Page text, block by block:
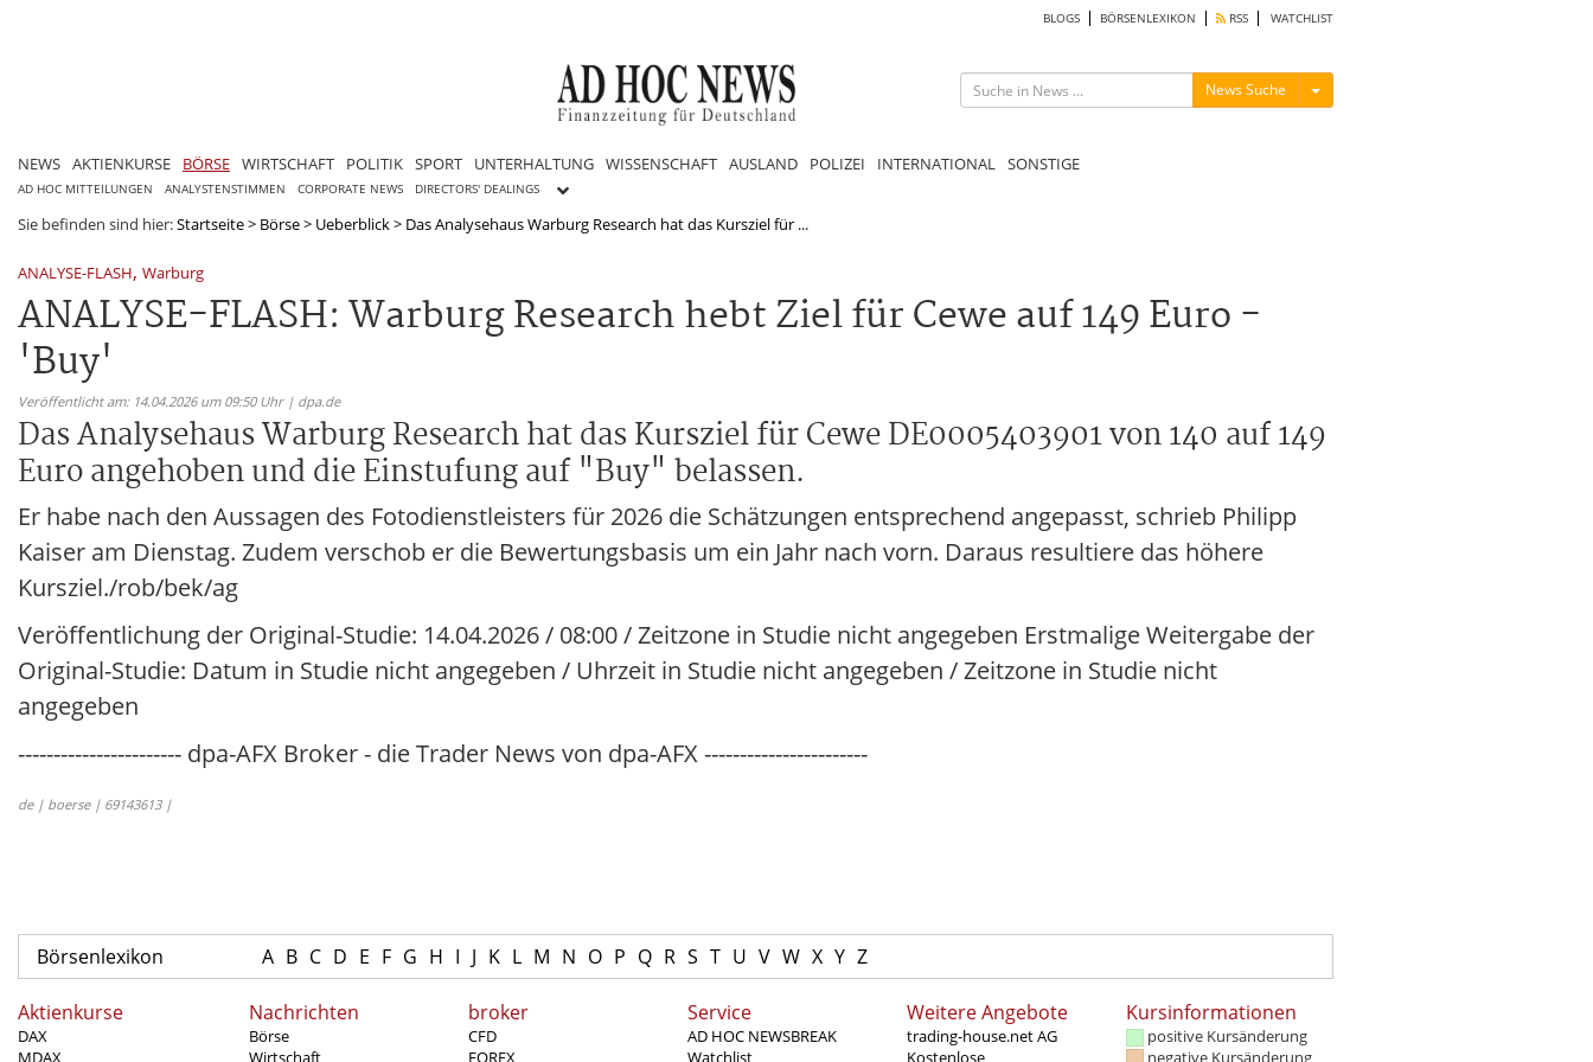
BLOGS BÖRSENLEXIKON RSS WATCHLIST
News Suche Menü ein-/ausblenden
NEWS AKTIENKURSE BÖRSE WIRTSCHAFT POLITIK SPORT UNTERHALTUNG WISSENSCHAFT AUSLAND POLIZEI INTERNATIONAL SONSTIGE
AD HOC MITTEILUNGEN ANALYSTENSTIMMEN CORPORATE NEWS DIRECTORS' DEALINGS
Sie befinden sind hier:Startseite> Börse> Ueberblick> Das Analysehaus Warburg Research hat das Kursziel für ...
ANALYSE-FLASH, Warburg
ANALYSE-FLASH: Warburg Research hebt Ziel für Cewe auf 149 Euro -
'Buy'
Veröffentlicht am: 14.04.2026 um 09:50 Uhr | dpa.de
Das Analysehaus Warburg Research hat das Kursziel für Cewe DE0005403901 von 140 auf 149
Euro angehoben und die Einstufung auf "Buy" belassen.
Er habe nach den Aussagen des Fotodienstleisters für 2026 die Schätzungen entsprechend angepasst, schrieb Philipp
Kaiser am Dienstag. Zudem verschob er die Bewertungsbasis um ein Jahr nach vorn. Daraus resultiere das höhere
Kursziel./rob/bek/ag
Veröffentlichung der Original-Studie: 14.04.2026 / 08:00 / Zeitzone in Studie nicht angegeben Erstmalige Weitergabe der
Original-Studie: Datum in Studie nicht angegeben / Uhrzeit in Studie nicht angegeben / Zeitzone in Studie nicht
angegeben
----------------------- dpa-AFX Broker - die Trader News von dpa-AFX -----------------------
de | boerse | 69143613 |
Börsenlexikon A B C D E F G H I J K L M N O P Q R S T U V W X Y Z
Aktienkurse
DAX
MDAX
Nachrichten
Börse
Wirtschaft
broker
CFD
FOREX
Service
AD HOC NEWSBREAK
Watchlist
Weitere Angebote
trading-house.net AG
Kostenlose
Kursinformationen
positive Kursänderung
negative Kursänderung